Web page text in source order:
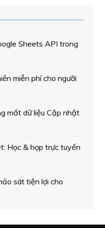
Sheets API trong
miễn phí cho người
mất dữ liệu Cập nhật
Học & họp trực tuyến
sát tiện lợi cho